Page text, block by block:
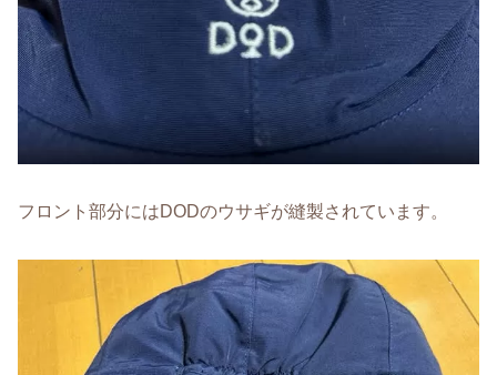
フロント部分にはDODのウサギが縫製されています。